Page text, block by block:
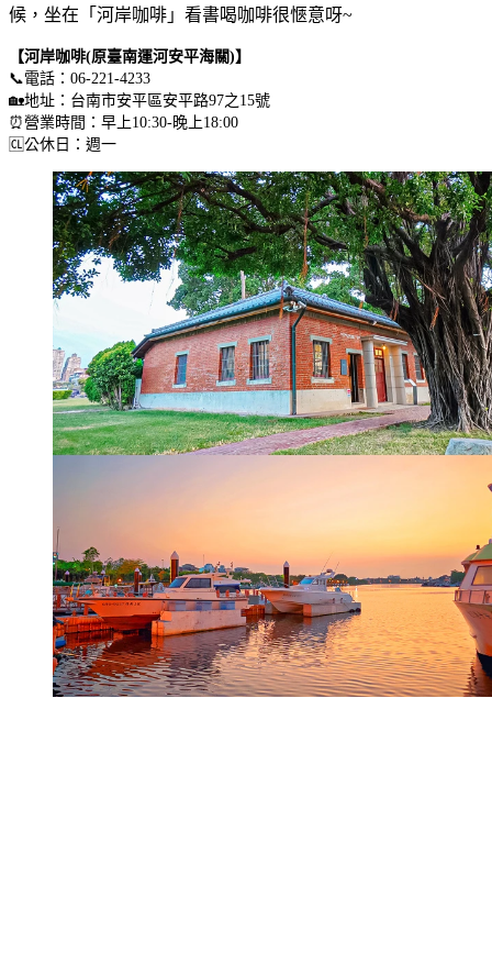
候，坐在「河岸咖啡」看書喝咖啡很愜意呀~
【河岸咖啡(原臺南運河安平海關)】
📞電話：06-221-4233
🏡地址：台南市安平區安平路97之15號
⏰營業時間：早上10:30-晚上18:00
🆑公休日：週一